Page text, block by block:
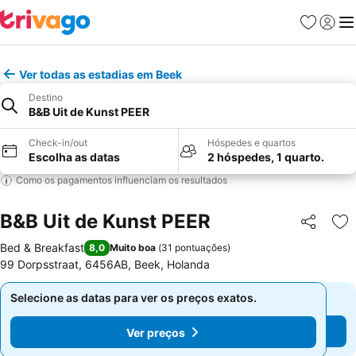
Favoritos
Iniciar
Ver todas as estadias em Beek
Destino
B&B Uit de Kunst PEER
Check-in/out
Escolha as datas
Hóspedes e quartos
2 hóspedes, 1 quarto.
Como os pagamentos influenciam os resultados
B&B Uit de Kunst PEER Partilhar
Bed & Breakfast 8,0 Muito boa (31 pontuações)
99 Dorpsstraat, 6456AB, Beek, Holanda
Selecione as datas para ver os preços exatos.
Ver preços
Selecione as datas para ver os preços exatos.
Ver preços